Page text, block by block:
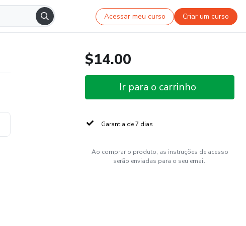
Acessar meu curso Criar um curso
$14.00
Ir para o carrinho
Garantia de 7 dias
Ao comprar o produto, as instruções de acesso
serão enviadas para o seu email.